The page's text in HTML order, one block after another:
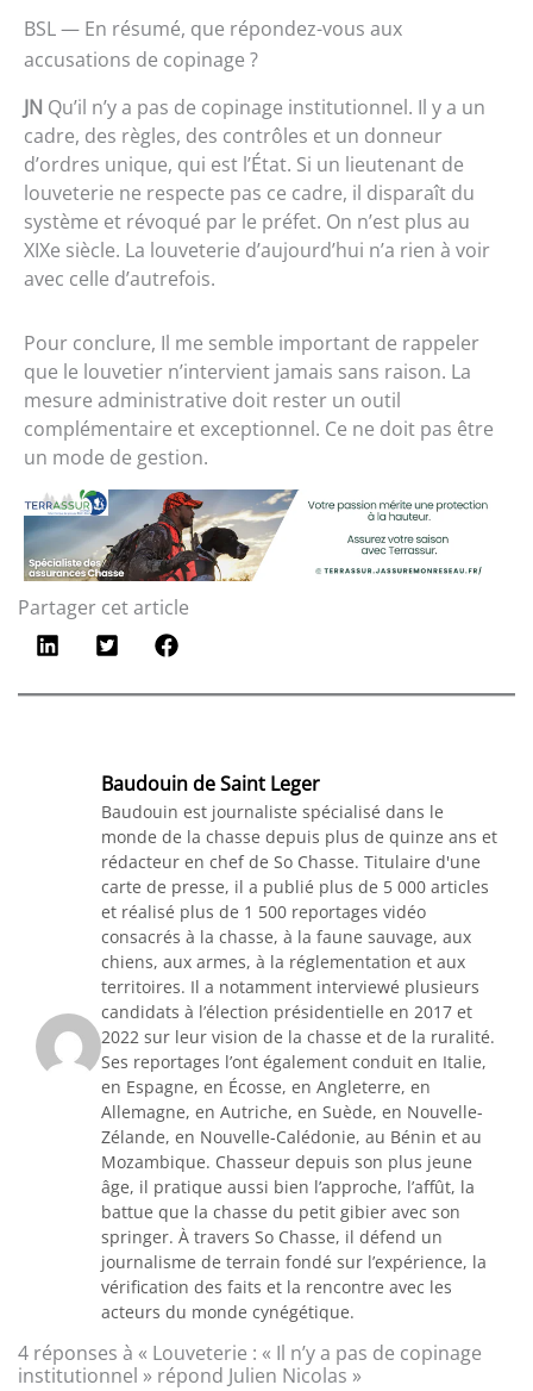
BSL — En résumé, que répondez-vous aux
accusations de copinage ?
JN Qu’il n’y a pas de copinage institutionnel. Il y a un
cadre, des règles, des contrôles et un donneur
d’ordres unique, qui est l’État. Si un lieutenant de
louveterie ne respecte pas ce cadre, il disparaît du
système et révoqué par le préfet. On n’est plus au
XIXe siècle. La louveterie d’aujourd’hui n’a rien à voir
avec celle d’autrefois.
Pour conclure, Il me semble important de rappeler
que le louvetier n’intervient jamais sans raison. La
mesure administrative doit rester un outil
complémentaire et exceptionnel. Ce ne doit pas être
un mode de gestion.
Partager cet article
Baudouin de Saint Leger
Baudouin est journaliste spécialisé dans le
monde de la chasse depuis plus de quinze ans et
rédacteur en chef de So Chasse. Titulaire d'une
carte de presse, il a publié plus de 5 000 articles
et réalisé plus de 1 500 reportages vidéo
consacrés à la chasse, à la faune sauvage, aux
chiens, aux armes, à la réglementation et aux
territoires. Il a notamment interviewé plusieurs
candidats à l’élection présidentielle en 2017 et
2022 sur leur vision de la chasse et de la ruralité.
Ses reportages l’ont également conduit en Italie,
en Espagne, en Écosse, en Angleterre, en
Allemagne, en Autriche, en Suède, en Nouvelle-
Zélande, en Nouvelle-Calédonie, au Bénin et au
Mozambique. Chasseur depuis son plus jeune
âge, il pratique aussi bien l’approche, l’affût, la
battue que la chasse du petit gibier avec son
springer. À travers So Chasse, il défend un
journalisme de terrain fondé sur l’expérience, la
vérification des faits et la rencontre avec les
acteurs du monde cynégétique.
4 réponses à « Louveterie : « Il n’y a pas de copinage
institutionnel » répond Julien Nicolas »